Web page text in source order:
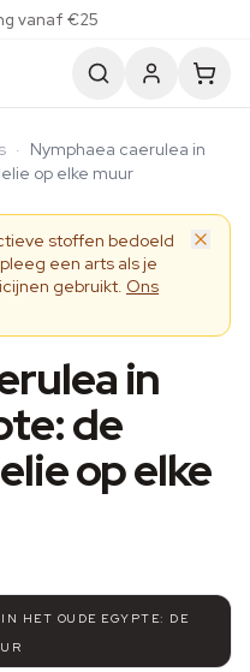
vanaf €25
· Nymphaea caerulea in
op elke muur
stoffen bedoeld
een arts als je
gebruikt. Ons
in
de
op elke
HET OUDE EGYPTE: DE